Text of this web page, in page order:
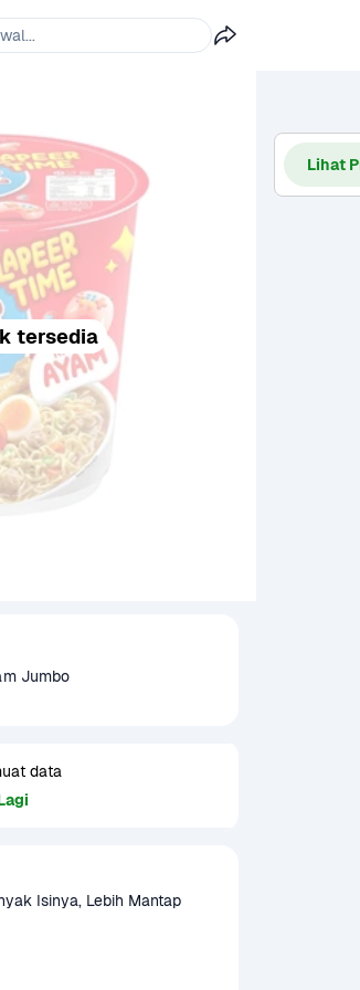
tersedia
Jumbo
data
Isinya, Lebih Mantap
praktis, dan
Lihat